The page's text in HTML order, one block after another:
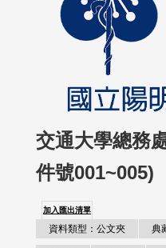
交通大學總務
件號001~005)
加入匯出清單
資料類型：公文夾 典